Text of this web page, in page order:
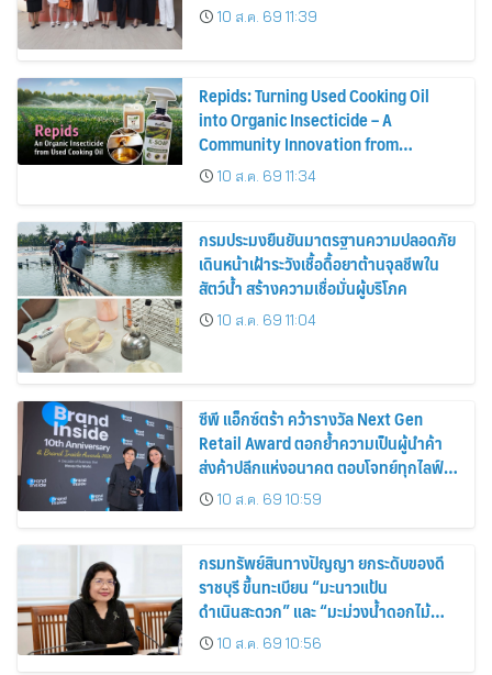
10 ส.ค. 69 11:39
Repids: Turning Used Cooking Oil
into Organic Insecticide – A
Community Innovation from
Chulalongkorn University
10 ส.ค. 69 11:34
กรมประมงยืนยันมาตรฐานความปลอดภัย
เดินหน้าเฝ้าระวังเชื้อดื้อยาต้านจุลชีพใน
สัตว์น้ำ สร้างความเชื่อมั่นผู้บริโภค
10 ส.ค. 69 11:04
ซีพี แอ็กซ์ตร้า คว้ารางวัล Next Gen
Retail Award ตอกย้ำความเป็นผู้นำค้า
ส่งค้าปลีกแห่งอนาคต ตอบโจทย์ทุกไลฟ์
สไตล์ผู้บริโภค
10 ส.ค. 69 10:59
กรมทรัพย์สินทางปัญญา ยกระดับของดี
ราชบุรี ขึ้นทะเบียน “มะนาวแป้น
ดำเนินสะดวก” และ “มะม่วงน้ำดอกไม้
ราชบุรี” เป็น GI น้องใหม่ เดินหน้าเพิ่ม
มูลค่าเกษตรอัตลักษณ์ ขับเคลื่อน
10 ส.ค. 69 10:56